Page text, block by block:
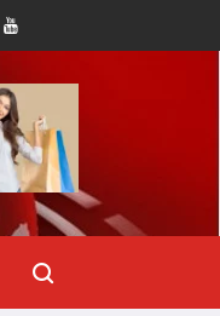
efectuate mai devreme în